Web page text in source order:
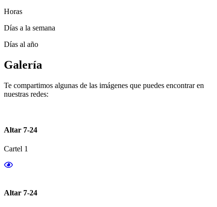
Horas
Días a la semana
Días al año
Galería
Te compartimos algunas de las imágenes que puedes encontrar en
nuestras redes:
Altar 7-24
Cartel 1
Altar 7-24